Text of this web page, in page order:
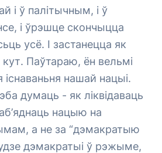
і ў палітычным, і ў
і ўрэшце скончыцца
усё. І застанецца як
кут. Паўтараю, ён вельмі
нашай нацыі.
думаць - як ліквідаваць
нацыю на
а не за “дэмакратыю
дэмакратыі ў рэжыме,